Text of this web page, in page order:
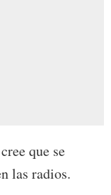
que se
las radios.